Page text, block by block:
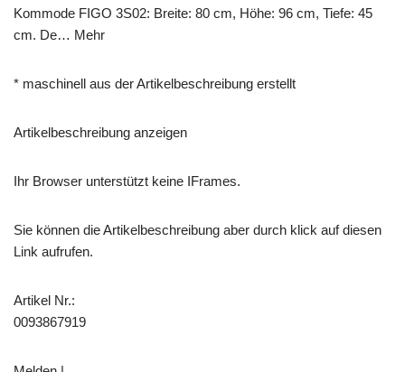
Kommode FIGO 3S02: Breite: 80 cm, Höhe: 96 cm, Tiefe: 45
cm. De… Mehr
* maschinell aus der Artikelbeschreibung erstellt
Artikelbeschreibung anzeigen
Ihr Browser unterstützt keine IFrames.
Sie können die Artikelbeschreibung aber durch klick auf diesen
Link aufrufen.
Artikel Nr.:
0093867919